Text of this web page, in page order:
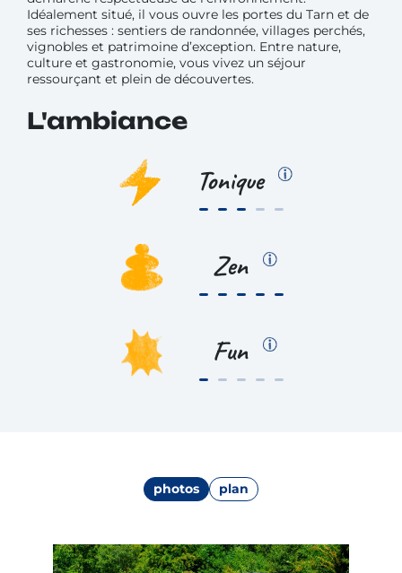
Idéalement situé, il vous ouvre les portes du Tarn et de
ses richesses : sentiers de randonnée, villages perchés,
vignobles et patrimoine d’exception. Entre nature,
culture et gastronomie, vous vivez un séjour
ressourçant et plein de découvertes.
L'ambiance
Tonique
Zen
Fun
photos plan